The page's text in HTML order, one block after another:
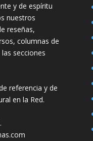
y de espíritu
nuestros
reseñas,
columnas de
secciones
referencia y de
en la Red.